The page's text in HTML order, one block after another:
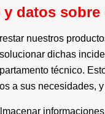
y datos
nuestros
dichas
técnico.
a sus necesidades,